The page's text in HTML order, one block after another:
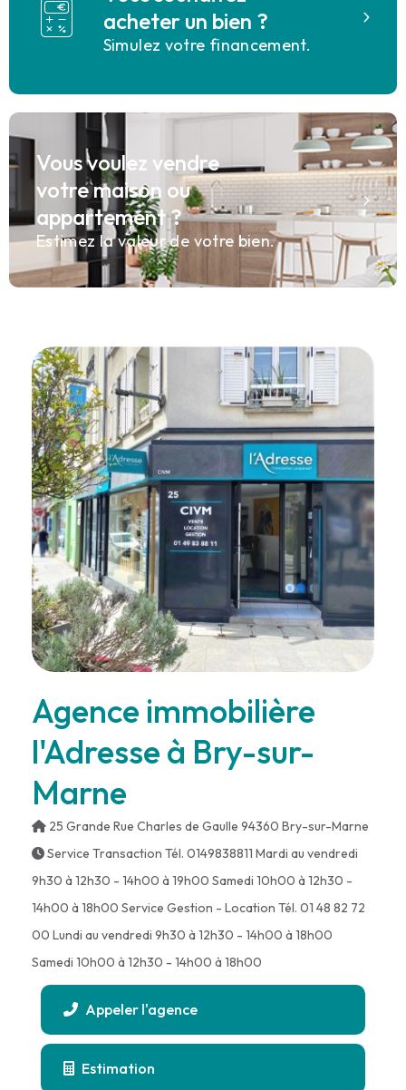
acheter un bien ?
Simulez votre financement.
Vous voulez vendre
votre maison ou
appartement ?
Estimez la valeur de votre bien.
Agence immobilière
l'Adresse à Bry-sur-
Marne
25 Grande Rue Charles de Gaulle 94360 Bry-sur-Marne
Service Transaction Tél. 0149838811 Mardi au vendredi
9h30 à 12h30 - 14h00 à 19h00 Samedi 10h00 à 12h30 -
14h00 à 18h00 Service Gestion - Location Tél. 01 48 82 72
00 Lundi au vendredi 9h30 à 12h30 - 14h00 à 18h00
Samedi 10h00 à 12h30 - 14h00 à 18h00
Appeler l'agence
Estimation